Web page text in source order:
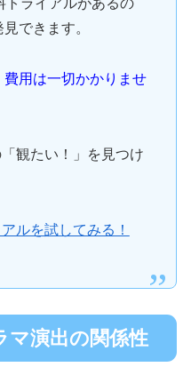
トライアルがあるの
できます。
用は一切かかりませ
観たい！」を見つけ
ルを試してみる！
マ演出の関係性